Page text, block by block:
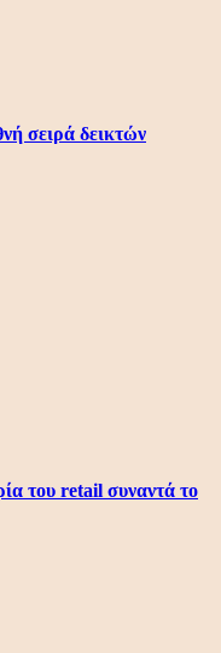
σειρά δεικτών
του retail συναντά το